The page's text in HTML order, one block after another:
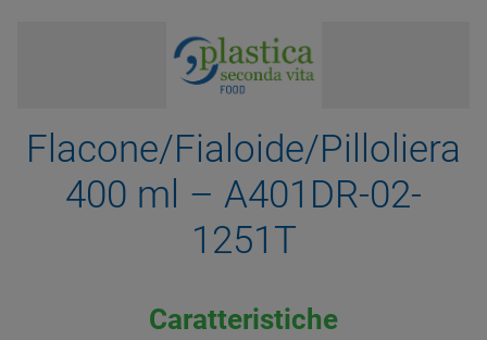
Flacone/Fialoide/Pilloliera
400 ml – A401DR-02-
1251T
Caratteristiche